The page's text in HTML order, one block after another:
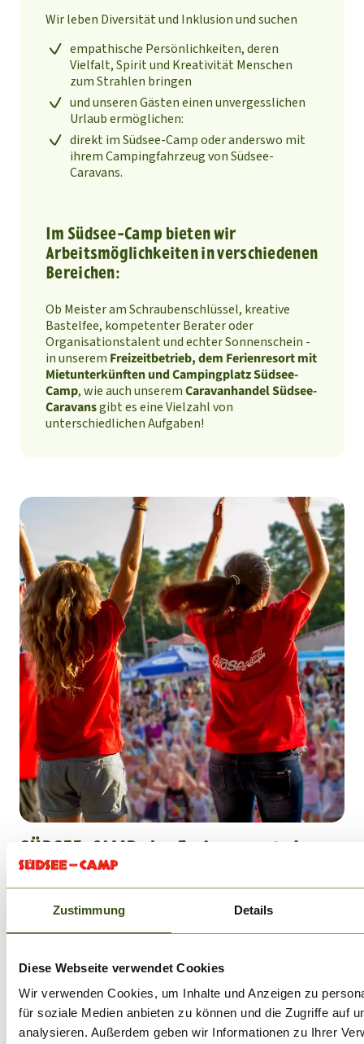
Zustimmung Details
Diese Webseite verwendet Cookies
Wir verwenden Cookies, um Inhalte und Anzeigen zu
für soziale Medien anbieten zu können und die Zugriffe auf
analysieren. Außerdem geben wir Informationen zu Ihrer
Wir leben Diversität und Inklusion und suchen
empathische Persönlichkeiten, deren
Vielfalt, Spirit und Kreativität Menschen
zum Strahlen bringen
und unseren Gästen einen unvergesslichen
Urlaub ermöglichen:
direkt im Südsee-Camp oder anderswo mit
ihrem Campingfahrzeug von Südsee-
Caravans.
Im Südsee-Camp bieten wir
Arbeitsmöglichkeiten in verschiedenen
Bereichen:
Ob Meister am Schraubenschlüssel, kreative
Bastelfee, kompetenter Berater oder
Organisationstalent und echter Sonnenschein -
in unserem Freizeitbetrieb, dem Ferienresort mit
Mietunterkünften und Campingplatz Südsee-
Camp, wie auch unseremCaravanhandel Südsee-
Caravansgibt es eine Vielzahl von
unterschiedlichen Aufgaben!
SÜDSEE-CAMP: das Ferienresort als
Arbeitsplatz kennenlernen
Allgemeine Infos / Überblick: was ist das
Südsee-Camp?
Das familiengeführte Ferienresort Südsee-Camp wurde
Jubiläum. Fokus des Unternehmens war es schon immer
einenwunderschönen Urlaub für Familien zu gestalten.